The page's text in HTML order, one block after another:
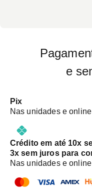
e
Pix
Nas unidades e online
Crédito em até 10x
3x sem juros para
Nas unidades e online